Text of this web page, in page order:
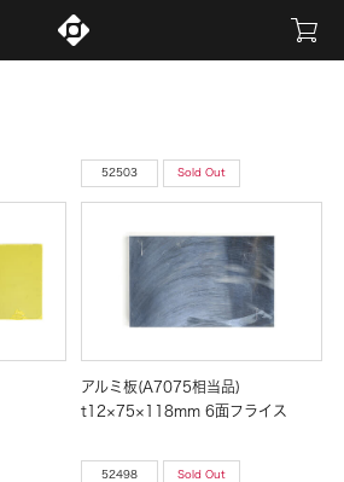
52503 Sold Out
アルミ板(A7075相当品)
t12×75×118mm 6面フライス
52498 Sold Out